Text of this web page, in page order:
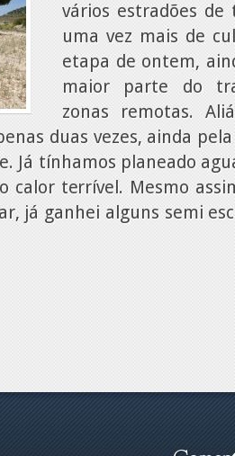
vários estradões
uma vez mais de
etapa de ontem,
maior parte do
zonas remotas.
duas vezes, ainda
Já tínhamos planeado
calor terrível. Mesmo
já ganhei alguns semi